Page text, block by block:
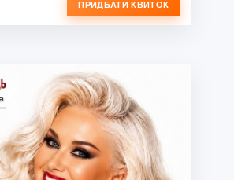
ПРИДБАТИ КВИТОК